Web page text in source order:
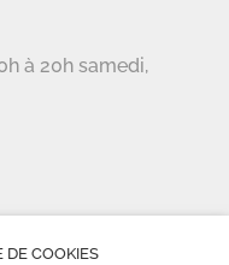
à 20h samedi,
DE COOKIES